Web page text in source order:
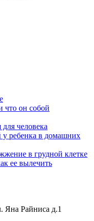
что он собой
человека
ребенка в домашних
в грудной клетке
ее вылечить
Яна Райниса д.1